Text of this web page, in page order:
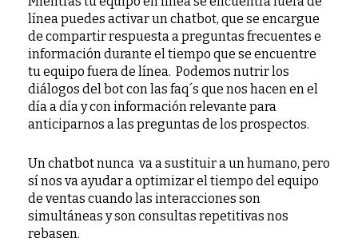
línea puedes activar un chatbot, que se encargue
de compartir respuesta a preguntas frecuentes e
información durante el tiempo que se encuentre
tu equipo fuera de línea. Podemos nutrir los
diálogos del bot con las faq´s que nos hacen en el
día a día y con información relevante para
anticiparnos a las preguntas de los prospectos.
Un chatbot nunca va a sustituir a un humano, pero
sí nos va ayudar a optimizar el tiempo del equipo
de ventas cuando las interacciones son
simultáneas y son consultas repetitivas nos
rebasen.